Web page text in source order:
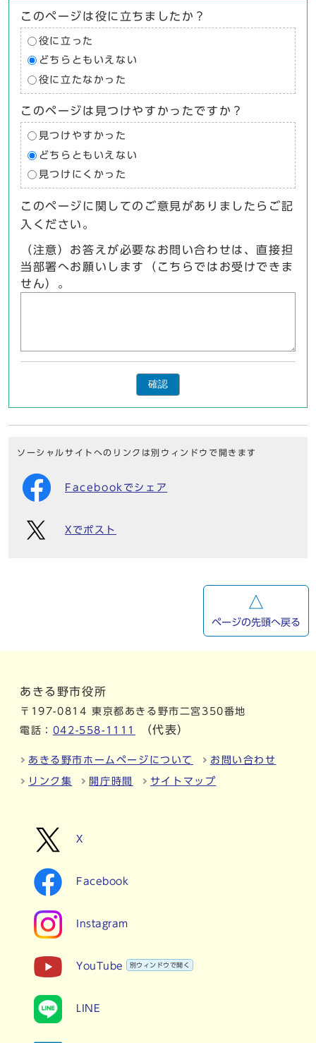
このページは役に立ちましたか？
役に立った
どちらともいえない
役に立たなかった
このページは見つけやすかったですか？
見つけやすかった
どちらともいえない
見つけにくかった
このページに関してのご意見がありましたらご記
入ください。
（注意）お答えが必要なお問い合わせは、直接担
当部署へお願いします（こちらではお受けできま
せん）。
確認
ソーシャルサイトへのリンクは別ウィンドウで開きます
Facebookでシェア
Xでポスト
ページの先頭へ戻る
あきる野市役所
〒197-0814 東京都あきる野市二宮350番地
電話： 042-558-1111 （代表）
あきる野市ホームページについて お問い合わせ
リンク集 開庁時間 サイトマップ
X
Facebook
Instagram
YouTube 別ウィンドウで開く
LINE